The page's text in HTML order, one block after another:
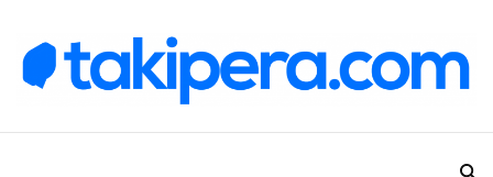
Takipera Dijital Hizmetler